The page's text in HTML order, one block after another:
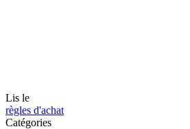
Lis le
règles d'achat
Catégories